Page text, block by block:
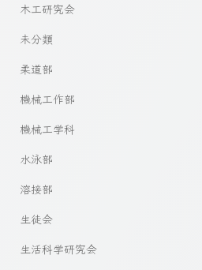
木工研究会
未分類
柔道部
機械工作部
機械工学科
水泳部
溶接部
生徒会
生活科学研究会